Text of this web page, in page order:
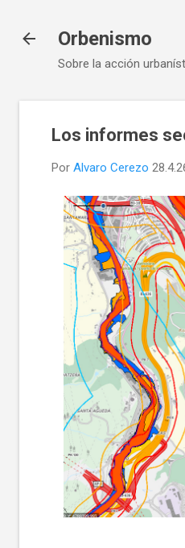
Orbenismo
Sobre la acción
Los informes
Por Alvaro Cerezo